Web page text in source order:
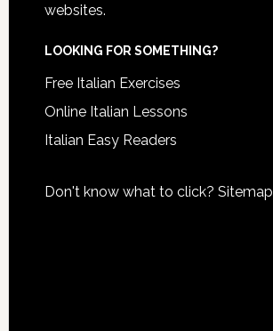
websites.
LOOKING FOR SOMETHING?
Free Italian Exercises
Online Italian Lessons
Italian Easy Readers
Don't know what to click? Sitemap